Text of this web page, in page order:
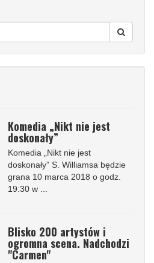
Komedia „Nikt nie jest
doskonały”
Komedia „Nikt nie jest
doskonały” S. Williamsa będzie
grana 10 marca 2018 o godz.
19:30 w ...
Blisko 200 artystów i
ogromna scena. Nadchodzi
"Carmen"